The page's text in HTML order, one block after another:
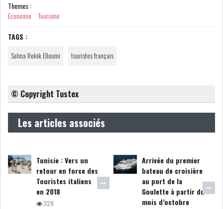
FICHES SOCIÉTÉS
ANALYSE HEBDOMADAIRE
ZOOM ENTREPRISE
ARCHIVES DES COURS
HISTORIQUE ANALYSES HEBDOMADAIRES
Themes :
Economie
Tourisme
TAGS :
Selma Rekik Elloumi
touristes français
© Copyright Tustex
Les articles associés
Tunisie : Vers un
retour en force des
Touristes italiens
en 2018
328
Arrivée du premier
bateau de croisière
au port de la
Goulette à partir du
mois d’octobre